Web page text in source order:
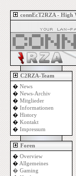
connEcT2RZA - High
C2RZA-Team
� News
� News-Archiv
� Mitglieder
� Informationen
� History
� Kontakt
� Impressum
Foren
� Overview
� Allgemeines
� Gaming